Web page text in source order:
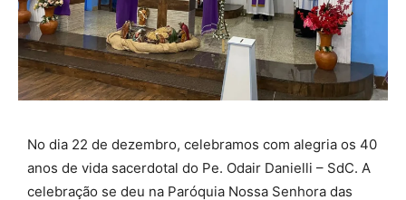
No dia 22 de dezembro, celebramos com alegria os 40
anos de vida sacerdotal do Pe. Odair Danielli – SdC. A
celebração se deu na Paróquia Nossa Senhora das